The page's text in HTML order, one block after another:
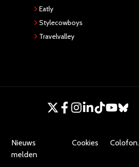
Eatly
Stylecowboys
Travelvalley
Nieuws
melden
Cookies Colofon.